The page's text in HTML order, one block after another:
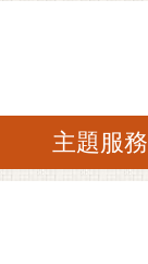
主題服務